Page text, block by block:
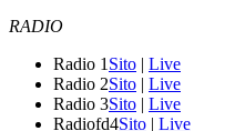
RADIO
Radio 1 Sito | Live
Radio 2Sito | Live
Radio 3Sito | Live
Radiofd4Sito | Live